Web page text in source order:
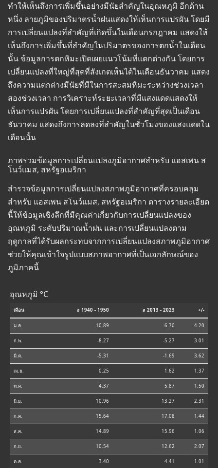
ทำให้เห็นถึงการเพิ่มขึ้นอย่างมีนัยสำคัญในอุณหภูมิ อีกด้าน
หนึ่ง ลายภูมิของปริมาตรน้ำฝนแสดงให้เห็นการแปรผัน โดยมี
การเปลี่ยนแปลงที่สำคัญที่เกิดขึ้นในเดือนกรกฎาคม แสดงให้
เห็นถึงการเพิ่มขึ้นที่สำคัญในปริมาตรของการตกน้ำในเดือน
นั้น ข้อมูลการตกหิมะเปิดเผยแนวโน้มที่แตกต่างกัน โดยการ
เปลี่ยนแปลงที่ใหญ่ที่สุดที่สังเกตเห็นได้ในเดือนธันวาคม แสดง
ถึงความแตกต่างมีนัยที่มีในการสะสมหิมะระหว่างช่วงเวลา
สองช่วงเวลา การวิเคราะห์ระยะเวลาที่มีแสงแดดแสดงให้
เห็นการแปรผัน โดยการเปลี่ยนแปลงที่สำคัญที่สุดเป็นเดือน
ธันวาคม แสดงถึงการลดลงที่สำคัญในชั่วโมงของแสงแดดใน
เดือนนั้น
ภาพรวมข้อมูลการเปลี่ยนแปลงภูมิอากาศสำหรับ แอสเพน ส
โนว์แมส, สหรัฐอเมริกา
สำรวจข้อมูลการเปลี่ยนแปลงสภาพภูมิอากาศที่ครอบคลุม
สำหรับ แอสเพน สโนว์แมส, สหรัฐอเมริกา ตารางรายละเอียด
นี้ให้ข้อมูลเชิงลึกที่มีคุณค่าเกี่ยวกับการเปลี่ยนแปลงของ
อุณหภูมิ ระดับปริมาณน้ำฝน และการเปลี่ยนแปลงตาม
ฤดูกาลที่ได้รับผลกระทบจากการเปลี่ยนแปลงสภาพภูมิอากาศ
ช่วยให้คุณเข้าใจรูปแบบสภาพอากาศที่เป็นเอกลักษณ์ของ
ภูมิภาคนี้
อุณหภูมิ °C
เดือน ⌀ 1940 - 1950 ⌀ 2013 - 2023 +/-
ม.ค. -10.89 -6.70 4.20
ก.พ. -8.27 -5.27 3.01
มี.ค. -5.31 -1.69 3.62
เม.ย. 0.25 1.62 1.37
พ.ค. 4.37 5.87 1.50
มิ.ย. 10.96 13.27 2.31
ก.ค. 15.64 17.08 1.44
ส.ค. 14.89 15.96 1.06
ก.ย. 10.54 12.62 2.07
ต.ค. 3.40 4.41 1.01